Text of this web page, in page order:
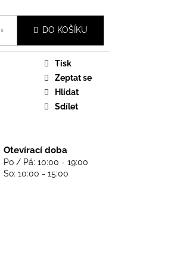
DO KOŠÍKU
Tisk
Zeptat se
Hlídat
Sdílet
Otevírací doba
Po / Pá: 10:00 - 19:00
So: 10:00 - 15:00